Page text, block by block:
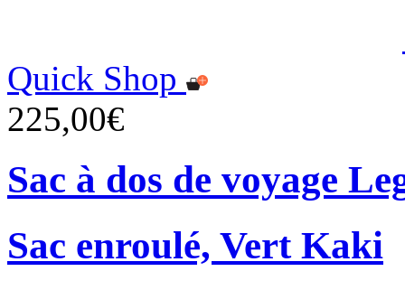
Quick Shop
225,00€
Sac à dos de voyage
Sac enroulé, Vert Kaki